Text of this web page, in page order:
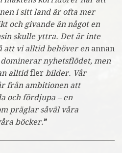
i sitt land är ofta mer
och givande än något en
skulle yttra. Det är inte
att vi alltid behöver en annan
nyhetsflödet, men
alltidfler bilder. Vår
från ambitionen att
och fördjupa – en
präglar såväl våra
böcker.”